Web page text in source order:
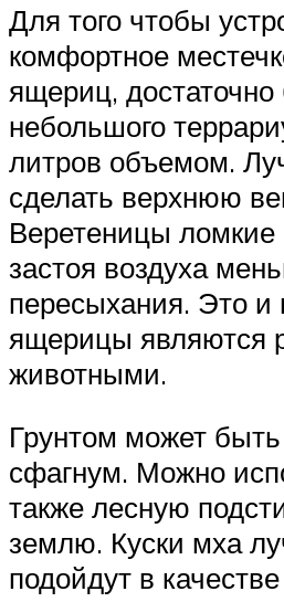
Для того чтобы
комфортное
ящериц, достаточно
небольшого
литров объемом.
сделать верхнюю
Веретеницы ломкие
застоя воздуха
пересыхания. Это и
ящерицы являются
животными.
Грунтом может
сфагнум. Можно
также лесную
землю. Куски мха
подойдут в